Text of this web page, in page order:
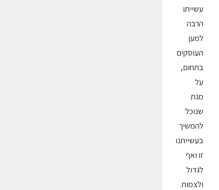
עשייתו
הרבה
למען
העוסקים
בתחום,
על
מנת
שנוכל
להמשיך
בעשייתנו
זו ואף
לגדול
ולצמוח.